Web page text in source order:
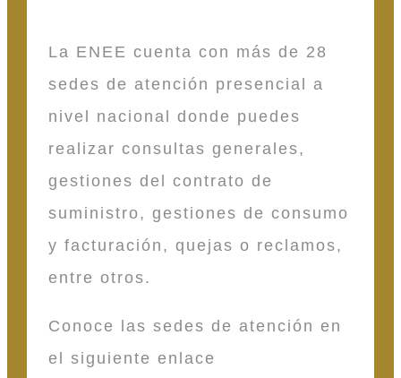
La ENEE cuenta con más de 28
sedes de atención presencial a
nivel nacional donde puedes
realizar consultas generales,
gestiones del contrato de
suministro, gestiones de consumo
y facturación, quejas o reclamos,
entre otros.
Conoce las sedes de atención en
el siguiente enlace